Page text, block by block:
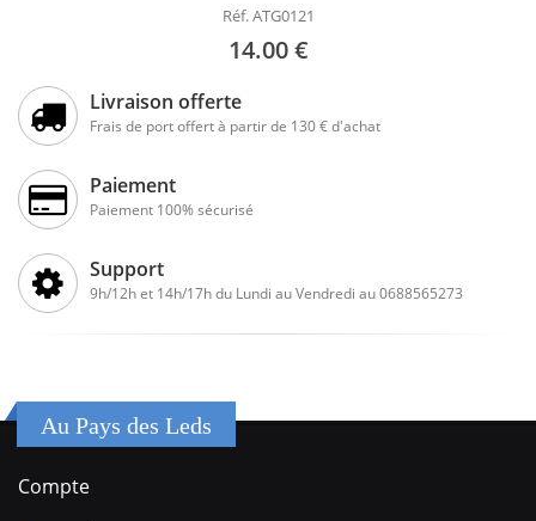
Réf. ATG0121
14.00 €
Livraison offerte
Frais de port offert à partir de 130 € d'achat
Paiement
Paiement 100% sécurisé
Support
9h/12h et 14h/17h du Lundi au Vendredi au 0688565273
Au Pays des Leds
Compte